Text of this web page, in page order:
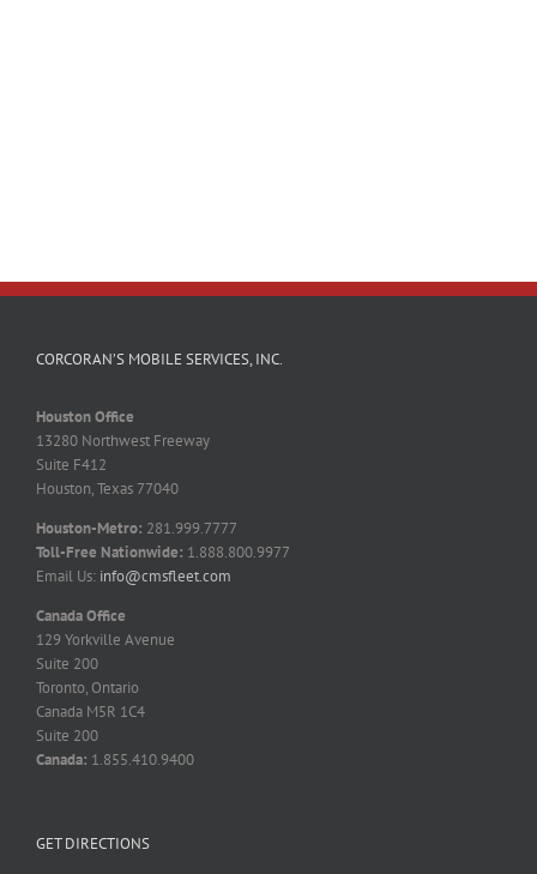
CORCORAN’S MOBILE SERVICES, INC.
Houston Office
13280 Northwest Freeway
Suite F412
Houston, Texas 77040
Houston-Metro: 281.999.7777
Toll-Free Nationwide: 1.888.800.9977
Email Us: info@cmsfleet.com
Canada Office
129 Yorkville Avenue
Suite 200
Toronto, Ontario
Canada M5R 1C4
Suite 200
Canada: 1.855.410.9400
GET DIRECTIONS